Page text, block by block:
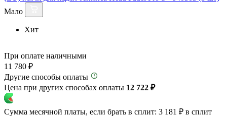
Мало
Хит
При оплате наличными
11 780 ₽
Другие способы оплаты
Цена при других способах оплаты 12 722 ₽
Сумма месячной платы, если брать в сплит: 3 181 ₽ в сплит